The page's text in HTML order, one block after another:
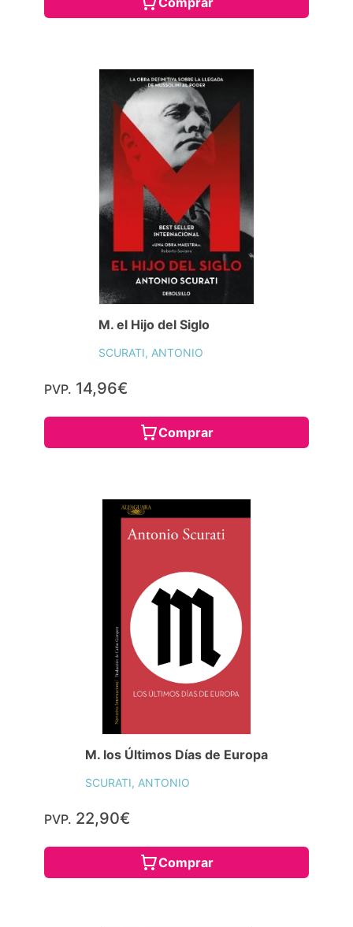
M. el Hijo del Siglo
SCURATI, ANTONIO
PVP. 14,96€
Comprar
M. los Últimos Días de Europa
SCURATI, ANTONIO
PVP. 22,90€
Comprar